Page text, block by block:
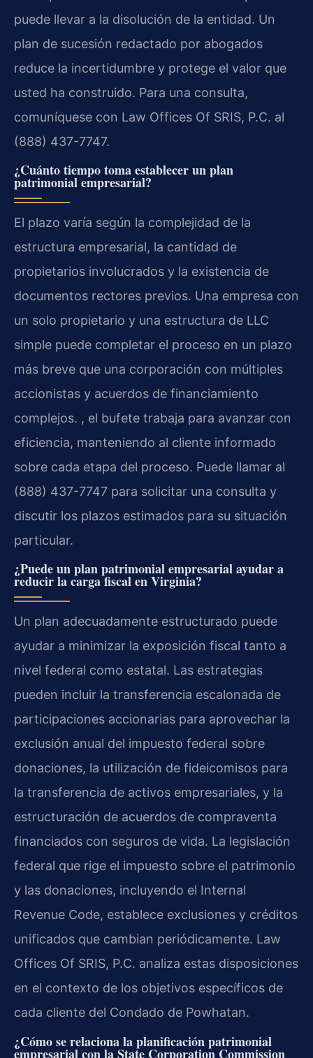
puede llevar a la disolución de la entidad. Un
plan de sucesión redactado por abogados
reduce la incertidumbre y protege el valor que
usted ha construido. Para una consulta,
comuníquese con Law Offices Of SRIS, P.C. al
(888) 437-7747.
¿Cuánto tiempo toma establecer un plan
patrimonial empresarial?
El plazo varía según la complejidad de la
estructura empresarial, la cantidad de
propietarios involucrados y la existencia de
documentos rectores previos. Una empresa con
un solo propietario y una estructura de LLC
simple puede completar el proceso en un plazo
más breve que una corporación con múltiples
accionistas y acuerdos de financiamiento
complejos. , el bufete trabaja para avanzar con
eficiencia, manteniendo al cliente informado
sobre cada etapa del proceso. Puede llamar al
(888) 437-7747 para solicitar una consulta y
discutir los plazos estimados para su situación
particular.
¿Puede un plan patrimonial empresarial ayudar a
reducir la carga fiscal en Virginia?
Un plan adecuadamente estructurado puede
ayudar a minimizar la exposición fiscal tanto a
nivel federal como estatal. Las estrategias
pueden incluir la transferencia escalonada de
participaciones accionarias para aprovechar la
exclusión anual del impuesto federal sobre
donaciones, la utilización de fideicomisos para
la transferencia de activos empresariales, y la
estructuración de acuerdos de compraventa
financiados con seguros de vida. La legislación
federal que rige el impuesto sobre el patrimonio
y las donaciones, incluyendo el Internal
Revenue Code, establece exclusiones y créditos
unificados que cambian periódicamente. Law
Offices Of SRIS, P.C. analiza estas disposiciones
en el contexto de los objetivos específicos de
cada cliente del Condado de Powhatan.
¿Cómo se relaciona la planificación patrimonial
empresarial con la State Corporation Commission